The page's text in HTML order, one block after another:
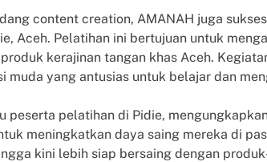
content creation, AMANAH juga
Aceh. Pelatihan ini bertujuan untuk
kerajinan tangan khas Aceh.
muda yang antusias untuk belajar dan
peserta pelatihan di Pidie,
meningkatkan daya saing mereka di
kini lebih siap bersaing dengan